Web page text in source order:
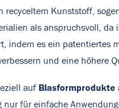
recyceltem Kunststoff,
als anspruchsvoll,
indem es ein patentiertes
und eine höhere
auf Blasformprodukte
nur für einfache